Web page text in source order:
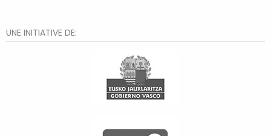
UNE INITIATIVE DE: